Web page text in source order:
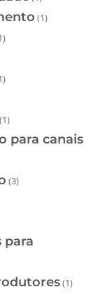
(1)
(1)
para canais
(3)
para
(1)